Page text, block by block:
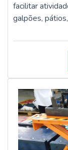
facilitar
galpões,